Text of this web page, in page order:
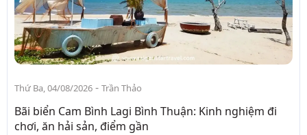
Thứ Ba, 04/08/2026 - Trần Thảo
Bãi biển Cam Bình Lagi Bình Thuận: Kinh nghiệm đi
chơi, ăn hải sản, điểm gần